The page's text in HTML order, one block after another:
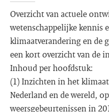
Overzicht van actuele
wetenschappelijke kennis
klimaatverandering en de
een kort overzicht van de
Inhoud per hoofdstuk:
(1) Inzichten in het
Nederland en de wereld,
weersgebeurtenissen in